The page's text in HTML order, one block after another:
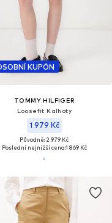
KUPÓN
TOMMY HILFIGER
Loosefit Kalhoty
1 979 Kč
Původně: 2 979 Kč
Poslední nejnižší cena:1 869 Kč